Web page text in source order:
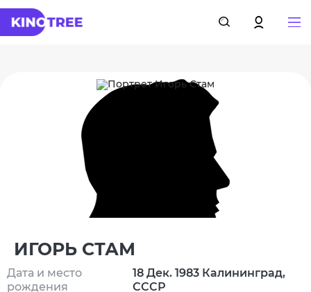
ИГОРЬ СТАМ
Дата и место
рождения
18 Дек. 1983 Калининград,
СССР